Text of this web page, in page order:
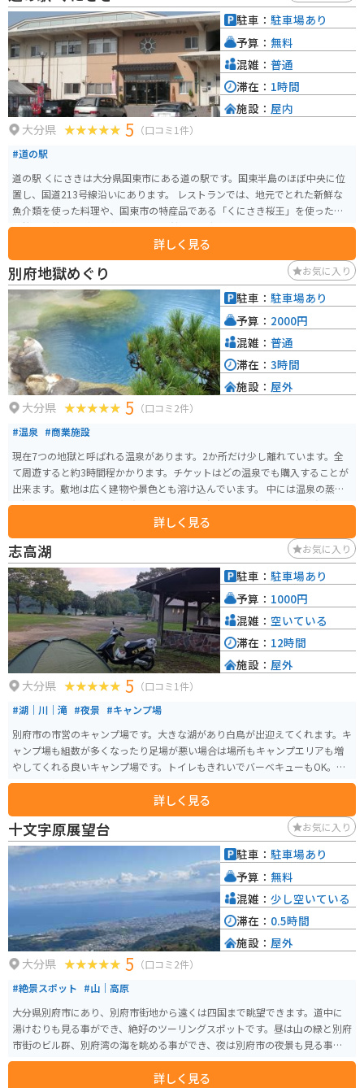
から、観光の拠点としても便利です。臼杵石仏や臼杵城跡など、見どころ満載
なので、歴史好きの方にもおすすめです。
大分県 5 （口コミ1件）
#道の駅
道の駅 くにさきは大分県国東市にある道の駅です。国東半島のほぼ中央に位
置し、国道213号線沿いにあります。 レストランでは、地元でとれた新鮮な
魚介類を使った料理や、国東市の特産品である「くにさき桜王」を使った
「桜王豚丼」などが人気です。 物産館では、新鮮な野菜や果物、地元産の加
工品などが販売されています。国東半島は「仏像の里」としても知られてお
り、仏像に関連するお土産も人気です。 バイクで訪れる場合、道の駅 くにさ
きは駐車場も広く、休憩場所として最適です。国東半島は海岸線沿いを走る
ルートが人気で、景色を楽しみながらツーリングを楽しむことができます。
道の駅 くにさきはその休憩ポイントとしてもおすすめです。 国東半島には、
六郷満山と呼ばれる寺院群や、熊野磨崖仏など、歴史的な観光スポットが多
くあります。道の駅 くにさきを拠点に、これらの観光スポットを巡るのもお
すすめです。
詳しく見る
駐車： 駐車場あり
予算： 無料
混雑： 普通
滞在： 1時間
施設： 屋内
別府地獄めぐり お気に入り
大分県 5 （口コミ2件）
#温泉 #商業施設
現在7つの地獄と呼ばれる温泉があります。2か所だけ少し離れています。全
て周遊すると約3時間程かかります。チケットはどの温泉でも購入することが
出来ます。敷地は広く建物や景色とも溶け込んでいます。 中には温泉の蒸気
の温かさを利用しワニを飼育していたりする温泉もあります。約100度の噴き
出す温泉があったり、和風の庭園のようですが実は泥がプクプクと沸いてい
る温泉や、少し怖い色の血の池地獄など、どの温泉も見応えがあります。 大
分で一番と言って良いくらい定番の観光スポットなので、オススメです。
詳しく見る
駐車： 駐車場あり
予算： 2000円
混雑： 普通
滞在： 3時間
施設： 屋外
志高湖 お気に入り
大分県 5 （口コミ1件）
#湖｜川｜滝 #夜景 #キャンプ場
別府市の市営のキャンプ場です。大きな湖があり白鳥が出迎えてくれます。キ
ャンプ場も組数が多くなったり足場が悪い場合は場所もキャンプエリアも増
やしてくれる良いキャンプ場です。トイレもきれいでバーベキューもOK。管
理員さんも優しいです。
詳しく見る
駐車： 駐車場あり
予算： 1000円
混雑： 空いている
滞在： 12時間
施設： 屋外
十文字原展望台 お気に入り
大分県 5 （口コミ2件）
#絶景スポット #山｜高原
大分県別府市にあり、別府市街地から遠くは四国まで眺望できます。道中に
湯けむりも見る事ができ、絶好のツーリングスポットです。昼は山の緑と別府
市街のビル群、別府湾の海を眺める事ができ、夜は別府市の夜景も見る事が
できます。
詳しく見る
駐車： 駐車場あり
予算： 無料
混雑： 少し空いている
滞在： 0.5時間
施設： 屋外